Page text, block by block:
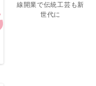
線開業で伝統工芸も新
世代に